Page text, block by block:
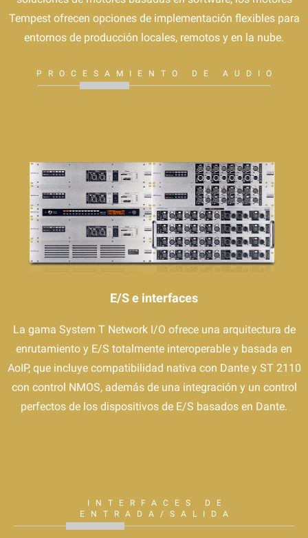
Tempest ofrecen opciones de implementación flexibles para
entornos de producción locales, remotos y en la nube.
PROCESAMIENTO DE AUDIO
E/S e interfaces
La gama System T Network I/O ofrece una arquitectura de
enrutamiento y E/S totalmente interoperable y basada en
AoIP, que incluye compatibilidad nativa con Dante y ST 2110
con control NMOS, además de una integración y un control
perfectos de los dispositivos de E/S basados en Dante.
INTERFACES DE
ENTRADA/SALIDA